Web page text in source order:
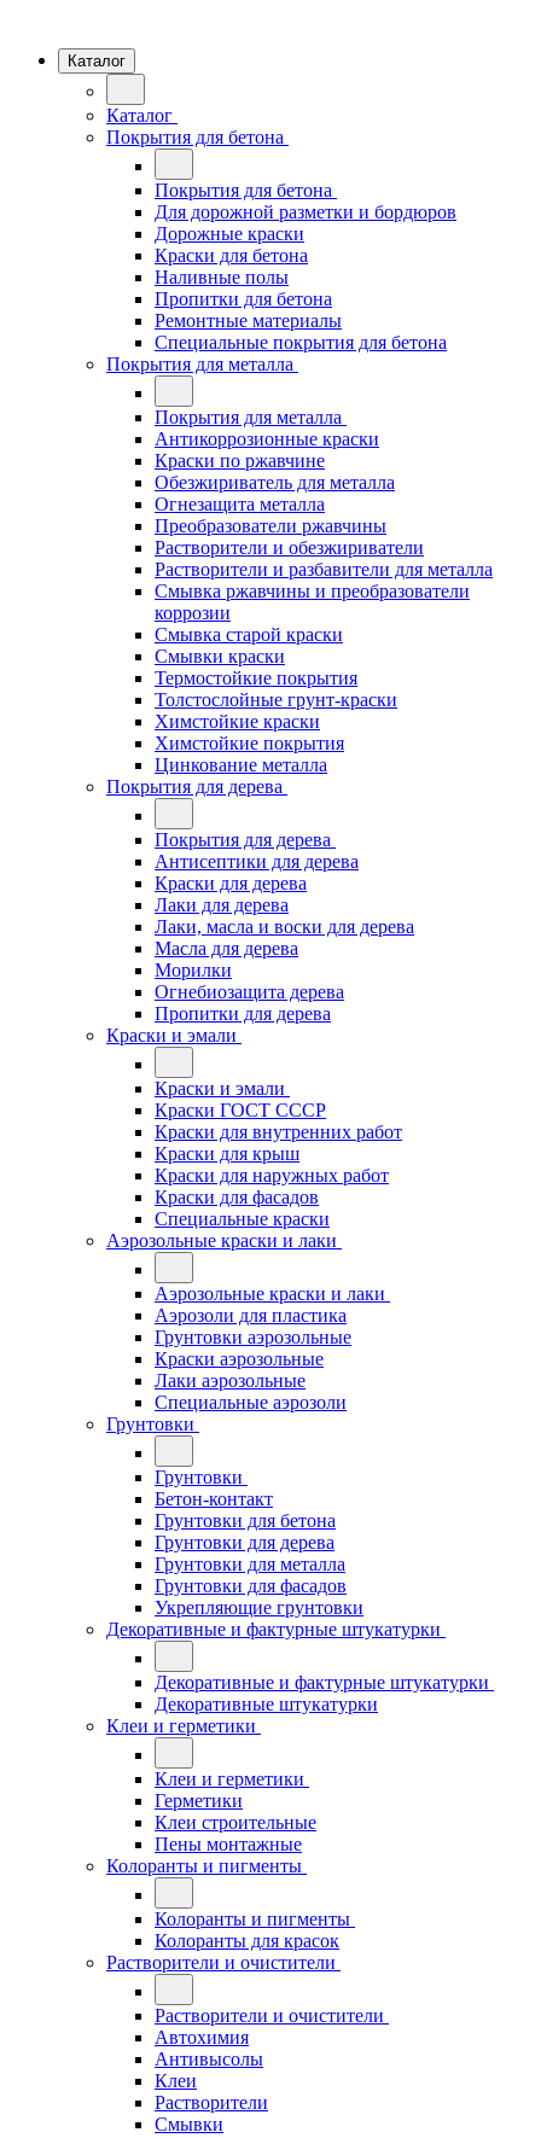
Каталог
Каталог
Покрытия для бетона
Покрытия для бетона
Для дорожной разметки и бордюров
Дорожные краски
Краски для бетона
Наливные полы
Пропитки для бетона
Ремонтные материалы
Специальные покрытия для бетона
Покрытия для металла
Покрытия для металла
Антикоррозионные краски
Краски по ржавчине
Обезжириватель для металла
Огнезащита металла
Преобразователи ржавчины
Растворители и обезжириватели
Растворители и разбавители для металла
Смывка ржавчины и преобразователи
коррозии
Смывка старой краски
Смывки краски
Термостойкие покрытия
Толстослойные грунт-краски
Химстойкие краски
Химстойкие покрытия
Цинкование металла
Покрытия для дерева
Покрытия для дерева
Антисептики для дерева
Краски для дерева
Лаки для дерева
Лаки, масла и воски для дерева
Масла для дерева
Морилки
Огнебиозащита дерева
Пропитки для дерева
Краски и эмали
Краски и эмали
Краски ГОСТ СССР
Краски для внутренних работ
Краски для крыш
Краски для наружных работ
Краски для фасадов
Специальные краски
Аэрозольные краски и лаки
Аэрозольные краски и лаки
Аэрозоли для пластика
Грунтовки аэрозольные
Краски аэрозольные
Лаки аэрозольные
Специальные аэрозоли
Грунтовки
Грунтовки
Бетон-контакт
Грунтовки для бетона
Грунтовки для дерева
Грунтовки для металла
Грунтовки для фасадов
Укрепляющие грунтовки
Декоративные и фактурные штукатурки
Декоративные и фактурные штукатурки
Декоративные штукатурки
Клеи и герметики
Клеи и герметики
Герметики
Клеи строительные
Пены монтажные
Колоранты и пигменты
Колоранты и пигменты
Колоранты для красок
Растворители и очистители
Растворители и очистители
Автохимия
Антивысолы
Клеи
Растворители
Смывки